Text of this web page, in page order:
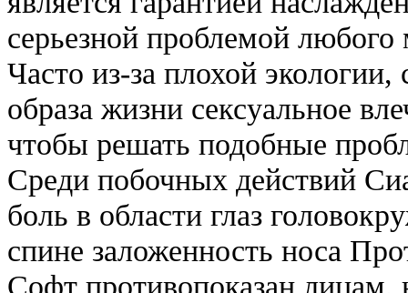
серьезной проблемой
Часто из-за плохой экологии,
образа жизни сексуальное
чтобы решать подобные
Среди побочных действий
боль в области глаз
спине заложенность носа
Софт противопоказан лицам,